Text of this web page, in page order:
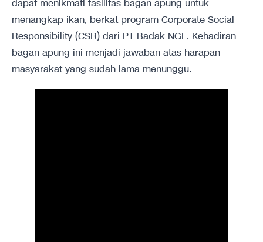
dapat menikmati fasilitas bagan apung untuk
menangkap ikan, berkat program Corporate Social
Responsibility (CSR) dari PT Badak NGL. Kehadiran
bagan apung ini menjadi jawaban atas harapan
masyarakat yang sudah lama menunggu.